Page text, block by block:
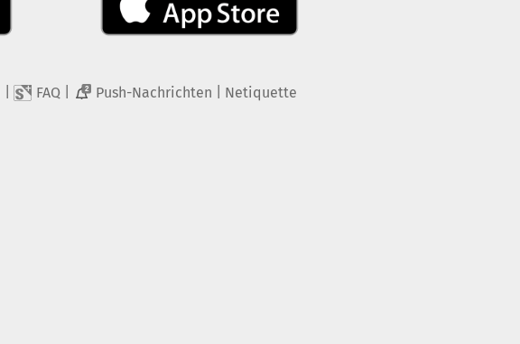
FAQ 2 Push-Nachrichten Netiquette